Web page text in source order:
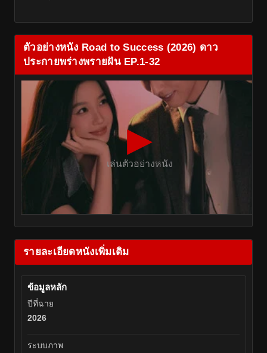
ตัวอย่างหนัง Road to Success (2026) ดาว
ประกายพร่างพรายฝัน EP.1-32
▶
เล่นตัวอย่างหนัง
รายละเอียดหนังเพิ่มเติม
ข้อมูลหลัก
ปีที่ฉาย
2026
ระบบภาพ